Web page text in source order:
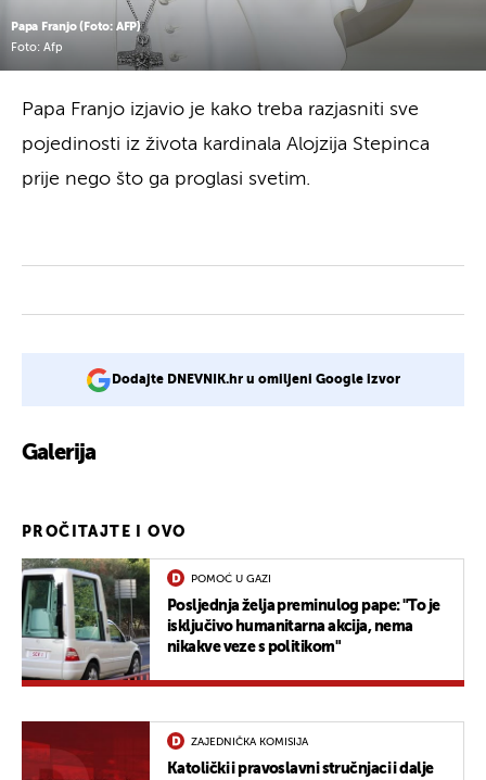
Papa Franjo (Foto: AFP)
Foto: Afp
Papa Franjo izjavio je kako treba razjasniti sve
pojedinosti iz života kardinala Alojzija Stepinca
prije nego što ga proglasi svetim.
Dodajte DNEVNIK.hr u omiljeni Google izvor
Galerija
PROČITAJTE I OVO
POMOĆ U GAZI
Posljednja želja preminulog pape: "To je
isključivo humanitarna akcija, nema
nikakve veze s politikom"
ZAJEDNIČKA KOMISIJA
Katolički i pravoslavni stručnjaci i dalje